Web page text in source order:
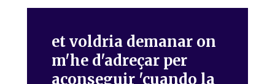
et voldria demanar on
m'he d'adreçar per
aconseguir 'cuando la